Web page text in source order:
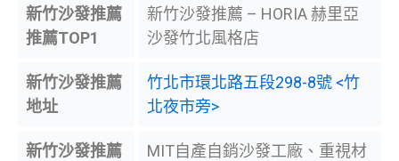
新竹沙發推薦
推薦TOP1
新竹沙發推薦 – HORIA 赫里亞
沙發竹北風格店
新竹沙發推薦
地址
竹北市環北路五段298-8號 <竹
北夜市旁>
新竹沙發推薦
MIT自產自銷沙發工廠、重視材